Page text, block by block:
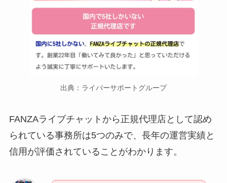
出典：ライバーサポートグループ
FANZAライブチャットから正規代理店として認め
られている事務所は5つのみで、長年の運営実績と
信用が評価されていることがわかります。